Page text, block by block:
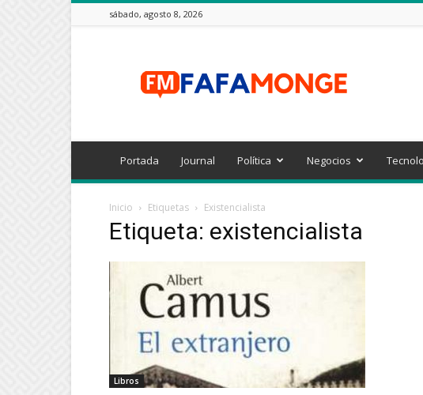
sábado, agosto 8, 2026
Portada Journal Política Negocios
Inicio Etiquetas Existencialista
Etiqueta: existencialista
Libros